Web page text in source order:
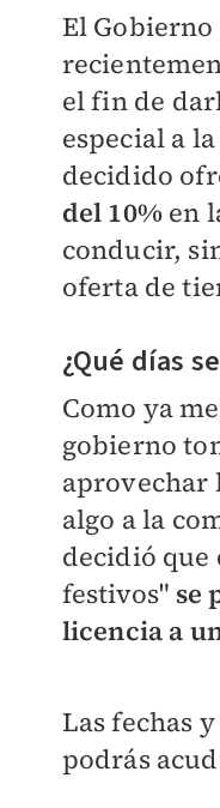
El Gobierno
el fin de
especial a
decidido
del 10% en
conducir,
oferta de
¿Qué días
Como ya
gobierno
aprovechar
algo a la
decidió que
festivos" se
licencia a
Las fechas
podrás